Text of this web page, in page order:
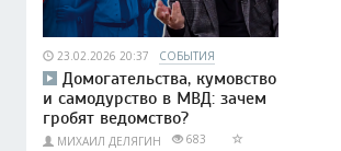
23.02.2026 20:37 СОБЫТИЯ
Домогательства, кумовство
и самодурство в МВД: зачем
гробят ведомство?
МИХАИЛ ДЕЛЯГИН 683